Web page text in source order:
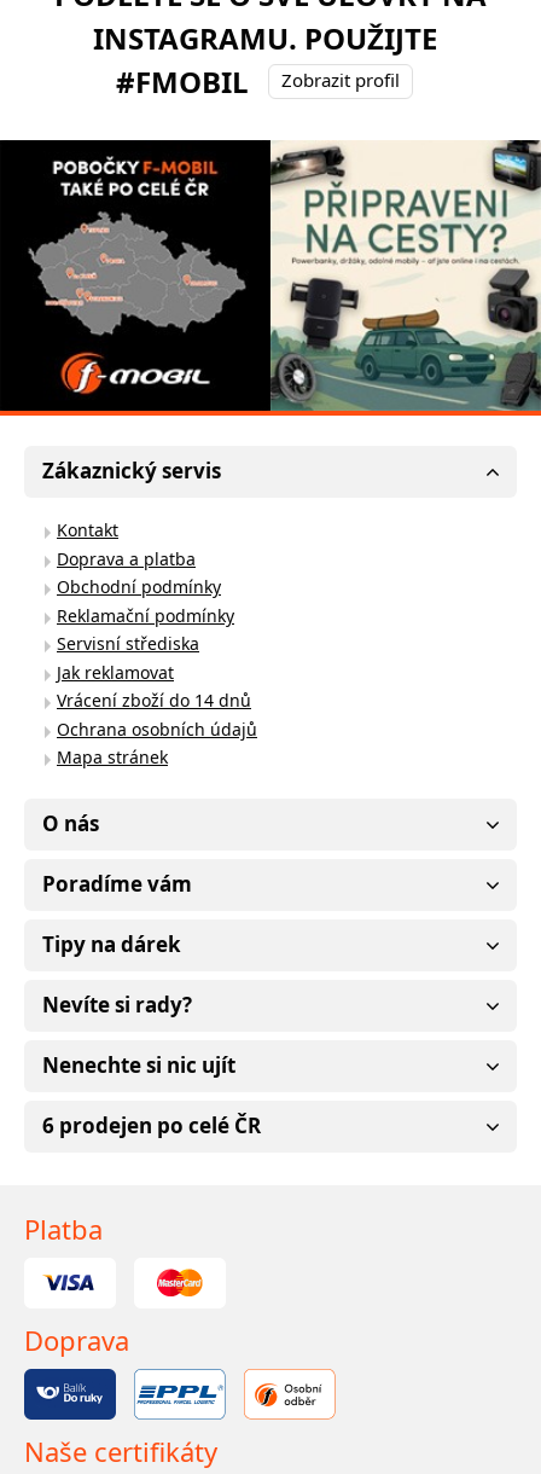
INSTAGRAMU. POUŽIJTE
#FMOBIL
Zobrazit profil
Zákaznický servis
Kontakt
Doprava a platba
Obchodní podmínky
Reklamační podmínky
Servisní střediska
Jak reklamovat
Vrácení zboží do 14 dnů
Ochrana osobních údajů
Mapa stránek
O nás
Poradíme vám
Tipy na dárek
Nevíte si rady?
Nenechte si nic ujít
6 prodejen po celé ČR
Platba
Doprava
Naše certifikáty